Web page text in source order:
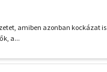
amiben azonban kockázat is
a...